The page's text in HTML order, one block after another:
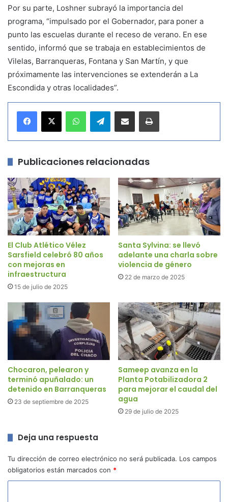
Por su parte, Loshner subrayó la importancia del
programa, “impulsado por el Gobernador, para poner a
punto las escuelas durante el receso de verano. En ese
sentido, informó que se trabaja en establecimientos de
Vilelas, Barranqueras, Fontana y San Martín, y que
próximamente las intervenciones se extenderán a La
Escondida y otras localidades”.
Telegram
Publicaciones relacionadas
El Club Atlético Vélez
Sarsfield celebró 80 años
con mejoras en
infraestructura
15 de julio de 2025
Santa Sylvina: se llevó
adelante una charla sobre
violencia de género
22 de marzo de 2025
Chocaron, pelearon y
terminó apuñalado: un
detenido en Barranqueras
23 de septiembre de 2025
Sameep avanza en la
Planta Potabilizadora 2
para mejorar el caudal del
agua
29 de julio de 2025
Deja una respuesta
Tu dirección de correo electrónico no será publicada. Los campos
obligatorios están marcados con *